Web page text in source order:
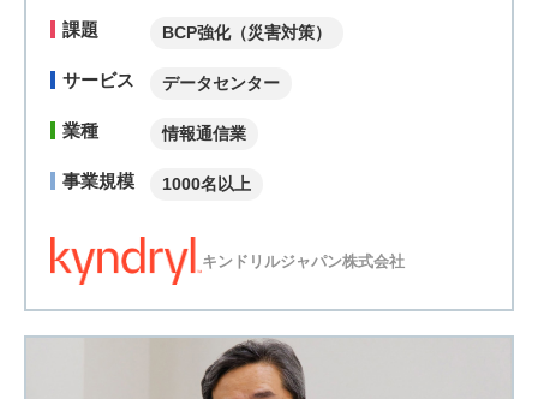
課題 BCP強化（災害対策）
サービス データセンター
業種 情報通信業
事業規模 1000名以上
キンドリルジャパン株式会社